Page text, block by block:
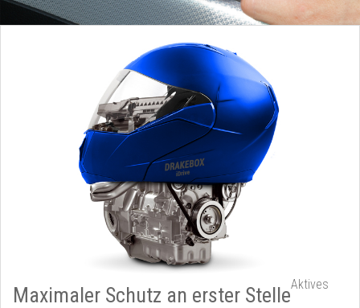
Maximaler Schutz an erster StelleAktives